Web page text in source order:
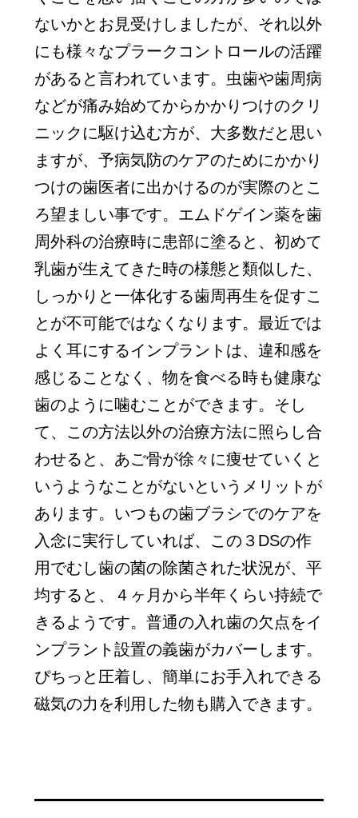
ないかとお見受けしましたが、それ以外
にも様々なプラークコントロールの活躍
があると言われています。虫歯や歯周病
などが痛み始めてからかかりつけのクリ
ニックに駆け込む方が、大多数だと思い
ますが、予病気防のケアのためにかかり
つけの歯医者に出かけるのが実際のとこ
ろ望ましい事です。エムドゲイン薬を歯
周外科の治療時に患部に塗ると、初めて
乳歯が生えてきた時の様態と類似した、
しっかりと一体化する歯周再生を促すこ
とが不可能ではなくなります。最近では
よく耳にするインプラントは、違和感を
感じることなく、物を食べる時も健康な
歯のように噛むことができます。そし
て、この方法以外の治療方法に照らし合
わせると、あご骨が徐々に痩せていくと
いうようなことがないというメリットが
あります。いつもの歯ブラシでのケアを
入念に実行していれば、この３DSの作
用でむし歯の菌の除菌された状況が、平
均すると、４ヶ月から半年くらい持続で
きるようです。普通の入れ歯の欠点をイ
ンプラント設置の義歯がカバーします。
ぴちっと圧着し、簡単にお手入れできる
磁気の力を利用した物も購入できます。